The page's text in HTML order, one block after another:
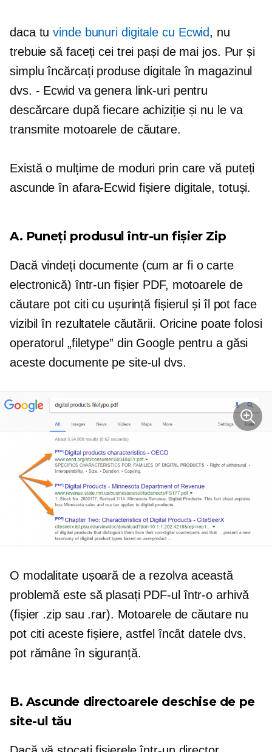
daca tuvinde bunuri digitale cu Ecwid, nu
trebuie să faceți cei trei pași de mai jos. Pur și
simplu încărcați produse digitale în magazinul
dvs. - Ecwid va genera link-uri pentru
descărcare după fiecare achiziție și nu le va
transmite motoarele de căutare.
Există o mulțime de moduri prin care vă puteți
ascundeîn afara-Ecwid fișiere digitale, totuși.
A. Puneți produsul într-un fișier Zip
Dacă vindeți documente (cum ar fi o carte
electronică) într-un fișier PDF, motoarele de
căutare pot citi cu ușurință fișierul și îl pot face
vizibil în rezultatele căutării. Oricine poate folosi
operatorul „filetype” din Google pentru a găsi
aceste documente pe site-ul dvs.
O modalitate ușoară de a rezolva această
problemă este să plasați PDF-ul într-o arhivă
(fișier .zip sau .rar). Motoarele de căutare nu
pot citi aceste fișiere, astfel încât datele dvs.
pot rămâne în siguranță.
B. Ascunde directoarele deschise de pe
site-ul tău